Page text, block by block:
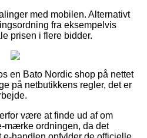
med mobilen. Alternativt
fra eksempelvis
prisen i flere bidder.
en Bato Nordic shop på nettet
på netbutikkens regler, det er
være at finde ud af om
mærke ordningen, da det